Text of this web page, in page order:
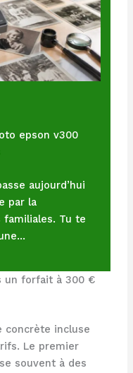
epson v300
aujourd’hui
par la
familiales. Tu te
un forfait à 300 €
concrète incluse
Le premier
souvent à des